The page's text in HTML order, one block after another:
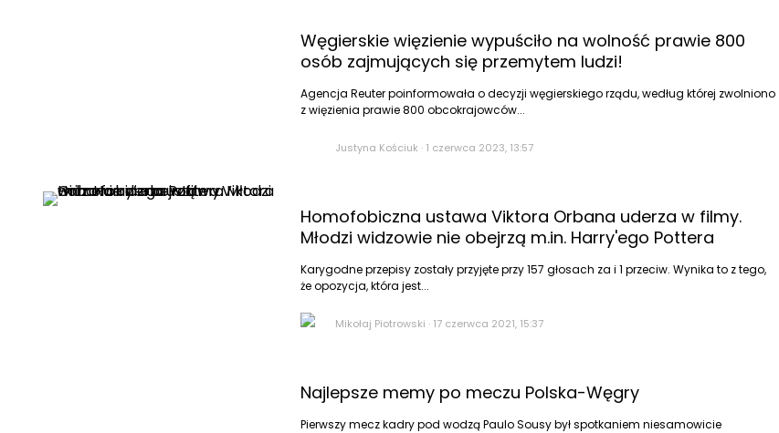
Węgierskie więzienie wypuściło na wolność prawie 800
osób zajmujących się przemytem ludzi!
Agencja Reuter poinformowała o decyzji węgierskiego rządu, według której zwolniono
z więzienia prawie 800 obcokrajowców...
Justyna Kościuk · 1 czerwca 2023, 13:57
Homofobiczna ustawa Viktora Orbana uderza w filmy.
Młodzi widzowie nie obejrzą m.in. Harry'ego Pottera
Karygodne przepisy zostały przyjęte przy 157 głosach za i 1 przeciw. Wynika to z tego,
że opozycja, która jest...
Mikołaj Piotrowski · 17 czerwca 2021, 15:37
Najlepsze memy po meczu Polska-Węgry
Pierwszy mecz kadry pod wodzą Paulo Sousy był spotkaniem niesamowicie